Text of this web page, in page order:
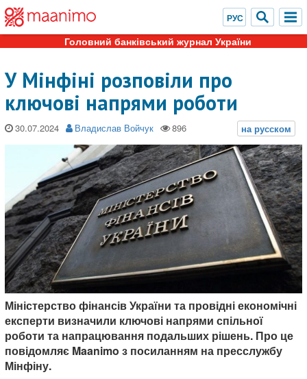
Головний банківський журнал України
У Мінфіні розповіли про
ключові напрями роботи
30.07.2024 Владислав Войчук
Міністерство фінансів України та провідні економічні
експерти визначили ключові напрями спільної
роботи та напрацювання подальших рішень. Про це
повідомляє Maanimo з посиланням на пресслужбу
Мінфіну.